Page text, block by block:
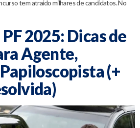
tem atraído milhares de candidatos. No
2025: Dicas de
Agente,
(+